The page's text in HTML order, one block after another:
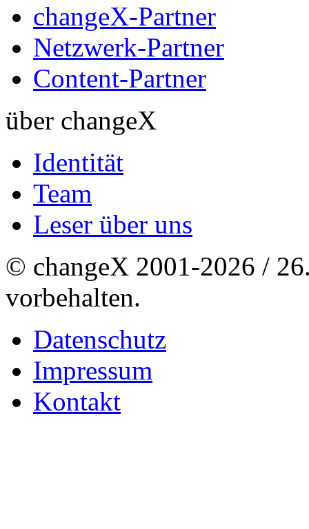
changeX-Partner
Netzwerk-Partner
Content-Partner
über changeX
Identität
Team
Leser über uns
© changeX 2001-2026 /
vorbehalten.
Datenschutz
Impressum
Kontakt